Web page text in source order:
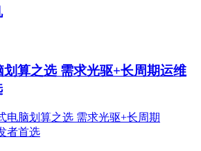
划算之选 需求光驱+长周期运维